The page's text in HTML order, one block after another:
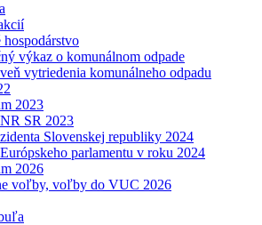
hospodárstvo
výkaz o komunálnom odpade
vytriedenia komunálneho odpadu
2023
SR 2023
Slovenskej republiky 2024
parlamentu v roku 2024
2026
voľby, voľby do VUC 2026